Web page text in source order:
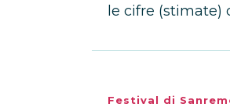
le cifre (stimate)
Festival di